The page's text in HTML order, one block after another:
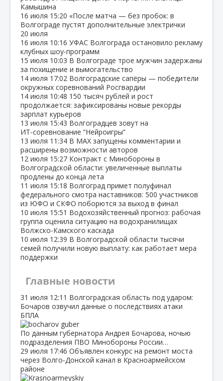
Камышина
16 июля 15:20 «После матча — без пробок: в
Волгограде пустят дополнительные электрички
20 июля
16 июля 10:16 УФАС Волгограда остановило рекламу
клубных шоу‑программ
15 июля 10:03 В Волгограде трое мужчин задержаны
за похищение и вымогательство
14 июля 17:02 Волгоградские сапёры — победители
окружных соревнований Росгвардии
14 июля 10:48 150 тысяч рублей и рост
продолжается: зафиксированы новые рекорды
зарплат курьеров
13 июля 15:43 Волгоградцев зовут на
ИТ‑соревнование “Нейроигры”
13 июля 11:34 В МАХ запущены комментарии и
расширены возможности авторов
12 июля 15:27 Контракт с Минобороны в
Волгоградской области: увеличенные выплаты
продлены до конца лета
11 июля 15:18 Волгоград примет полуфинал
федерального смотра наставников: 500 участников
из ЮФО и СКФО поборются за выход в финал
10 июля 15:51 Водохозяйственный прогноз: рабочая
группа оценила ситуацию на водохранилищах
Волжско‑Камского каскада
10 июля 12:39 В Волгоградской области тысячи
семей получили новую выплату: как работает мера
поддержки
Главные новости
31 июля 12:11 Волгоградская область под ударом:
Бочаров озвучил данные о последствиях атаки
БПЛА
По данным губернатора Андрея Бочарова, ночью
подразделения ПВО Минобороны России…
29 июля 17:46 Объявлен конкурс на ремонт моста
через Волго‑Донской канал в Красноармейском
районе